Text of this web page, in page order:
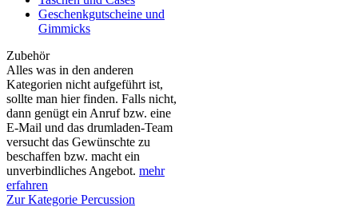
Geschenkgutscheine und
Gimmicks
Zubehör
Alles was in den anderen
Kategorien nicht aufgeführt ist,
sollte man hier finden. Falls nicht,
dann genügt ein Anruf bzw. eine
E-Mail und das drumladen-Team
versucht das Gewünschte zu
beschaffen bzw. macht ein
unverbindliches Angebot. mehr
erfahren
Zur Kategorie Percussion